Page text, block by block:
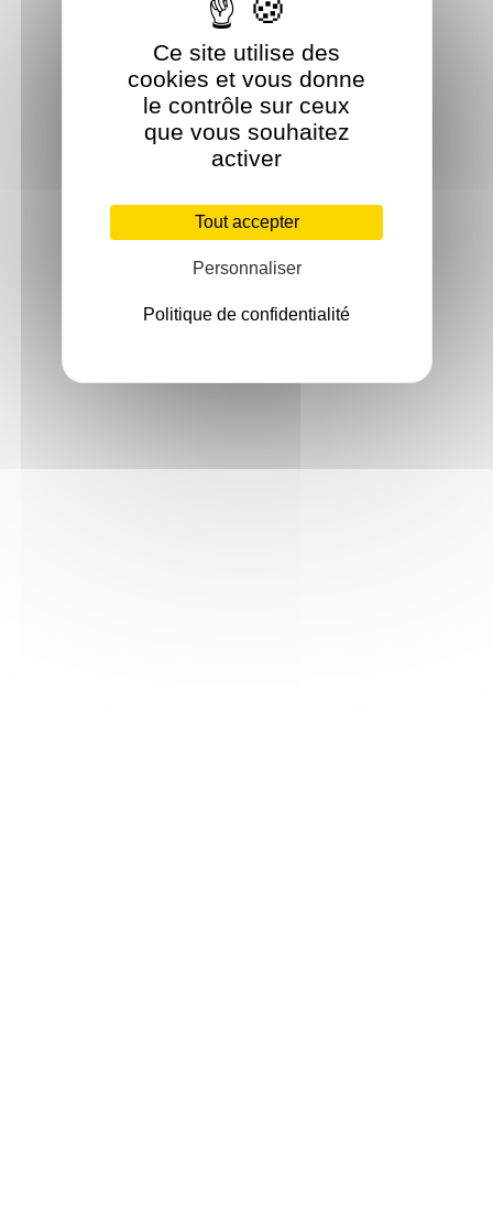
Ce site utilise des
cookies et vous donne
le contrôle sur ceux
que vous souhaitez
activer
Tout accepter
Personnaliser
Politique de confidentialité